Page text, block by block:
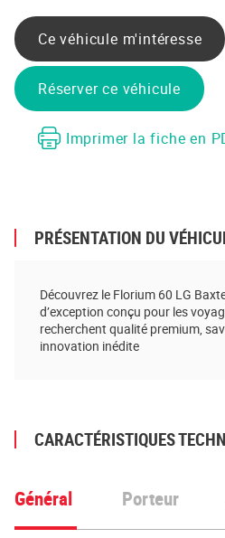
Ce véhicule m'intéresse
Réserver ce véhicule
Imprimer la fiche en
PRÉSENTATION DU
Découvrez le Florium 60 LG
d’exception conçu pour les
recherchent qualité premium,
innovation inédite
CARACTÉRISTIQUES
Général Porteur